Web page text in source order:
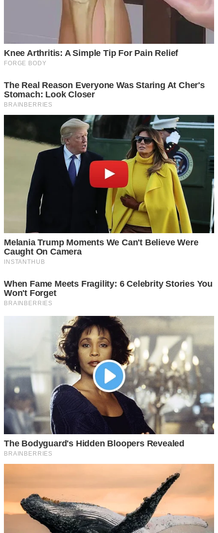
หากเรากำลังจอดติดไฟแดงอยู่แล้วเห็นว่ารถบรรทุกข้างหน้าเปิด
ไฟฉุ กเ ฉิ น เป็นสัญญาณบอกให้เรารู้ว่าเขาต้องการจะตรงไป
ไม่เลี้ยว หากรถคันหลังต้องการไปตรงเหมือนกันก็ให้ขับตามไป
ได้เลยหรือหากจะเลี้ยวก็หาจังหวะเลี้ยวได้เลย เพราะการขับรถ
นั้นเมื่อเรามั่นใจได้แล้วว่ารถคันหน้าของเราจะไปทางไหนจะ
การใช้สัญญาณไฟของรถบรรทุกเหล่านี้ใช้กันโดยทั่วไปและ
ควรรู้และเข้าใจการใช้สัญญาณไฟเหล่านี้ของรถบรรทุกคัน
ใหญ่เ อ าไว้ เพื่อจะได้เข้าใจและขับรถได้อ ย่ า งป ล อ ด ภั
ยมากยิ่งขึ้น
เรียบเรียงโดย krustory